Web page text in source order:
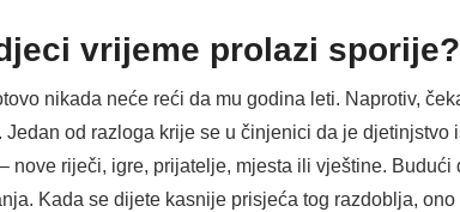
vrijeme prolazi sporije?
nikada neće reći da mu godina leti. Naprotiv,
Jedan od razloga krije se u činjenici da je
nove riječi, igre, prijatelje, mjesta ili vještine.
Kada se dijete kasnije prisjeća tog razdoblja,